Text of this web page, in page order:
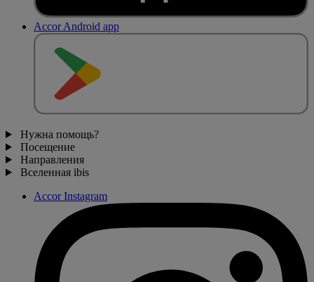
Accor Android app
Нужна помощь?
Посещение
Направления
Вселенная ibis
Accor Instagram